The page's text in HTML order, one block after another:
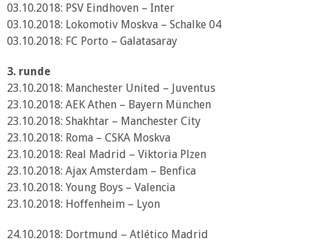
03.10.2018: PSV Eindhoven – Inter
03.10.2018: Lokomotiv Moskva – Schalke 04
03.10.2018: FC Porto – Galatasaray
3. runde
23.10.2018: Manchester United – Juventus
23.10.2018: AEK Athen – Bayern München
23.10.2018: Shakhtar – Manchester City
23.10.2018: Roma – CSKA Moskva
23.10.2018: Real Madrid – Viktoria Plzen
23.10.2018: Ajax Amsterdam – Benfica
23.10.2018: Young Boys – Valencia
23.10.2018: Hoffenheim – Lyon
24.10.2018: Dortmund – Atlético Madrid